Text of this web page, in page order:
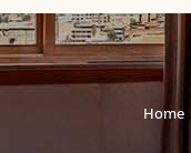
Home